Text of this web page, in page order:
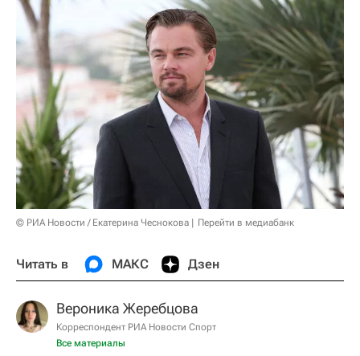
© РИА Новости / Екатерина Чеснокова Перейти в медиабанк
Читать в МАКС Дзен
Вероника Жеребцова
Корреспондент РИА Новости Спорт
Все материалы